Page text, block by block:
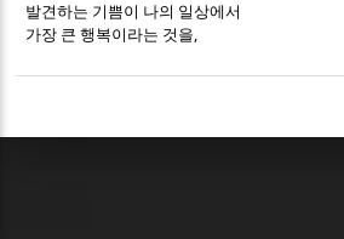
발견하는 기쁨이 나의 일상에서
가장 큰 행복이라는 것을,